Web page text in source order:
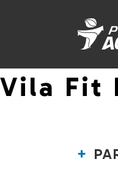
Vila Fit